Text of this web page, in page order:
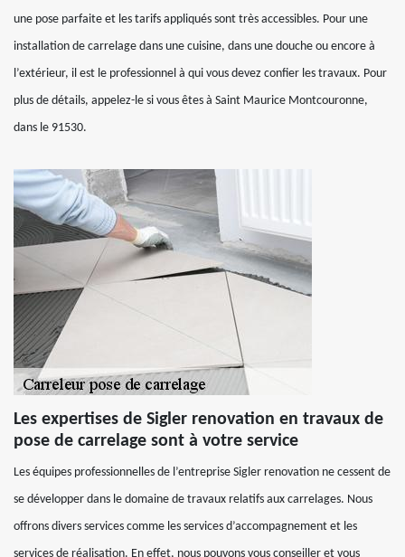
une pose parfaite et les tarifs appliqués sont très accessibles. Pour une
installation de carrelage dans une cuisine, dans une douche ou encore à
l’extérieur, il est le professionnel à qui vous devez confier les travaux. Pour
plus de détails, appelez-le si vous êtes à Saint Maurice Montcouronne,
dans le 91530.
Les expertises de Sigler renovation en travaux de
pose de carrelage sont à votre service
Les équipes professionnelles de l’entreprise Sigler renovation ne cessent de
se développer dans le domaine de travaux relatifs aux carrelages. Nous
offrons divers services comme les services d’accompagnement et les
services de réalisation. En effet, nous pouvons vous conseiller et vous